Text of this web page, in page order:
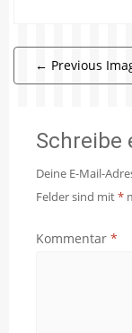
← Previous
Schreibe
Deine E-Mail-
Felder sind mit*
Kommentar *